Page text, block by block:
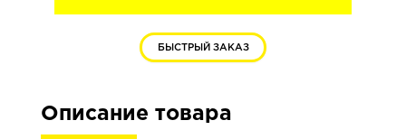
БЫСТРЫЙ ЗАКАЗ
Описание товара